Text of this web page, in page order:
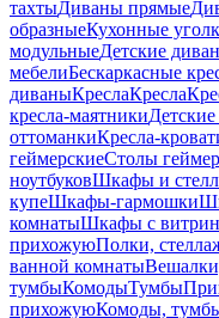
тахтыДиваны прямые
образныеКухонные
модульныеДетские
мебелиБескаркасные
диваныКреслаКресла
кресла-маятники
оттоманкиКресла-
геймерскиеСтолы
ноутбуковШкафы и
купеШкафы-гармошки
комнатыШкафы с
прихожуюПолки,
ванной комнаты
тумбыКомодыТумбы
прихожуюКомоды,